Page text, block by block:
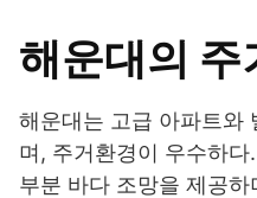
해운대의 주
해운대는 고급 아파트와
며, 주거환경이 우수하
부분 바다 조망을 제공